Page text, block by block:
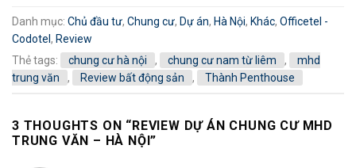
Danh mục: Chủ đầu tư, Chung cư, Dự án, Hà Nội, Khác, Officetel -
Codotel , Review
Thẻ tags:
chung cư hà nội , chung cư nam từ liêm ,
mhd
trung văn
, Review bất động sản , Thành Penthouse
3 THOUGHTS ON “REVIEW DỰ ÁN CHUNG CƯ MHD
TRUNG VĂN – HÀ NỘI”